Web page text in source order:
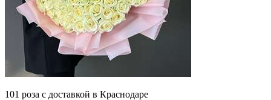
101 роза с доставкой в Краснодаре